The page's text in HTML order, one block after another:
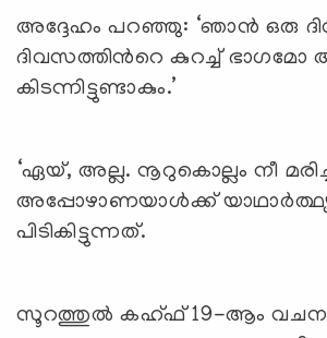
അദ്ദേഹം പറഞ്ഞു: ‘ഞാന്‍ ഒരു
ദിവസത്തിന്‍റെ കുറച്ച് ഭാഗമോ
കിടന്നിട്ടുണ്ടാകും.’
‘ഏയ്, അല്ല. നൂറുകൊല്ലം നീ
അപ്പോഴാണയാള്‍ക്ക്
പിടികിട്ടുന്നത്.
സൂറത്തുല്‍ കഹ്ഫ് 19-ആം